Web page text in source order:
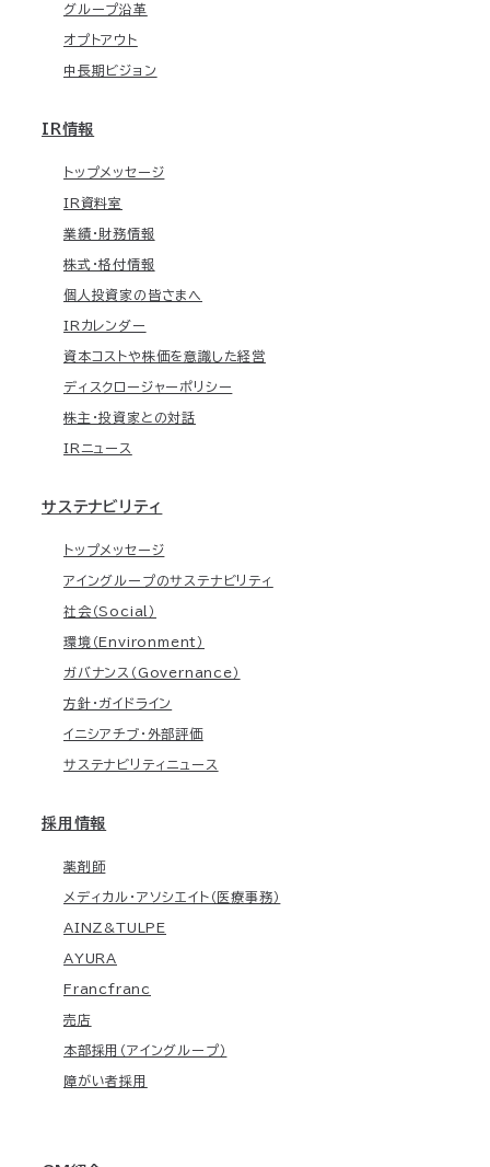
グループ沿革
オプトアウト
中長期ビジョン
IR情報
トップメッセージ
IR資料室
業績・財務情報
株式・格付情報
個人投資家の皆さまへ
IRカレンダー
資本コストや株価を意識した経営
ディスクロージャーポリシー
株主・投資家との対話
IRニュース
サステナビリティ
トップメッセージ
アイングループのサステナビリティ
社会（Social）
環境（Environment）
ガバナンス（Governance）
方針・ガイドライン
イニシアチブ・外部評価
サステナビリティニュース
採用情報
薬剤師
メディカル・アソシエイト（医療事務）
AINZ&TULPE
AYURA
Francfranc
売店
本部採用（アイングループ）
障がい者採用